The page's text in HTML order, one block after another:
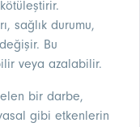
sağlık durumu,
Bu
veya azalabilir.
bir darbe,
gibi etkenlerin